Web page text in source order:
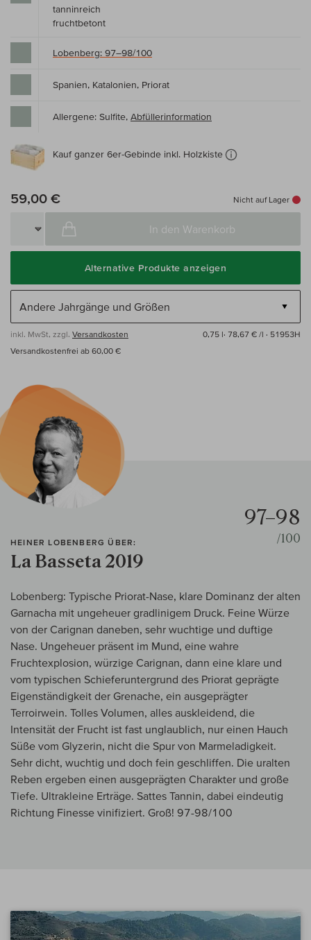
tanninreich
fruchtbetont
Lobenberg: 97–98/100
Spanien, Katalonien, Priorat
Allergene: Sulfite, Abfüllerinformation
Kauf ganzer 6er-Gebinde inkl. Holzkiste
59,00 € Nicht auf Lager
In den Warenkorb
Alternative Produkte anzeigen
inkl. MwSt, zzgl. Versandkosten 0,75 l· 78,67 € /l · 51953H
Versandkostenfrei ab 60,00 €
HEINER LOBENBERG ÜBER:
La Basseta 2019
97–98
/100
Lobenberg: Typische Priorat-Nase, klare Dominanz der alten
Garnacha mit ungeheuer gradlinigem Druck. Feine Würze
von der Carignan daneben, sehr wuchtige und duftige
Nase. Ungeheuer präsent im Mund, eine wahre
Fruchtexplosion, würzige Carignan, dann eine klare und
vom typischen Schieferuntergrund des Priorat geprägte
Eigenständigkeit der Grenache, ein ausgeprägter
Terroirwein. Tolles Volumen, alles auskleidend, die
Intensität der Frucht ist fast unglaublich, nur einen Hauch
Süße vom Glyzerin, nicht die Spur von Marmeladigkeit.
Sehr dicht, wuchtig und doch fein geschliffen. Die uralten
Reben ergeben einen ausgeprägten Charakter und große
Tiefe. Ultrakleine Erträge. Sattes Tannin, dabei eindeutig
Richtung Finesse vinifiziert. Groß! 97-98/100